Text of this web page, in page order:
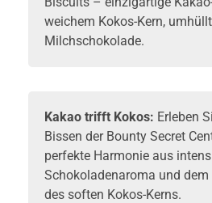
weichem Kokos-Kern,
Milchschokolade.
Kakao trifft Kokos: Erleben
Bissen der Bounty Secret
perfekte Harmonie aus
Schokoladenaroma und
des soften Kokos-Kerns.